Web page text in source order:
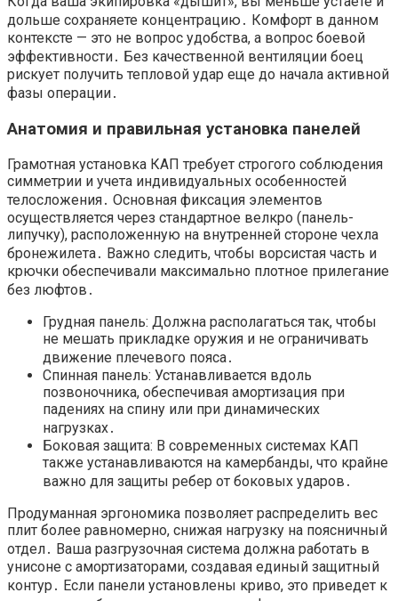
дольше сохраняете концентрацию․ Комфорт в данном
контексте — это не вопрос удобства, а вопрос боевой
эффективности․ Без качественной вентиляции боец
рискует получить тепловой удар еще до начала активной
фазы операции․
Анатомия и правильная установка панелей
Грамотная установка КАП требует строгого соблюдения
симметрии и учета индивидуальных особенностей
телосложения․ Основная фиксация элементов
осуществляется через стандартное велкро (панель-
липучку), расположенную на внутренней стороне чехла
бронежилета․ Важно следить, чтобы ворсистая часть и
крючки обеспечивали максимально плотное прилегание
без люфтов․
Грудная панель: Должна располагаться так, чтобы
не мешать прикладке оружия и не ограничивать
движение плечевого пояса․
Спинная панель: Устанавливается вдоль
позвоночника, обеспечивая амортизация при
падениях на спину или при динамических
нагрузках․
Боковая защита: В современных системах КАП
также устанавливаются на камербанды, что крайне
важно для защиты ребер от боковых ударов․
Продуманная эргономика позволяет распределить вес
плит более равномерно, снижая нагрузку на поясничный
отдел․ Ваша разгрузочная система должна работать в
унисоне с амортизаторами, создавая единый защитный
контур․ Если панели установлены криво, это приведет к